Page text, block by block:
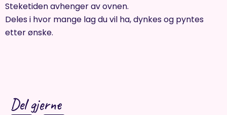
Steketiden avhenger av ovnen.
Deles i hvor mange lag du vil ha, dynkes og pyntes
etter ønske.
Del gjerne